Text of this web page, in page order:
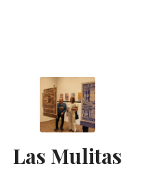
Las Mulitas